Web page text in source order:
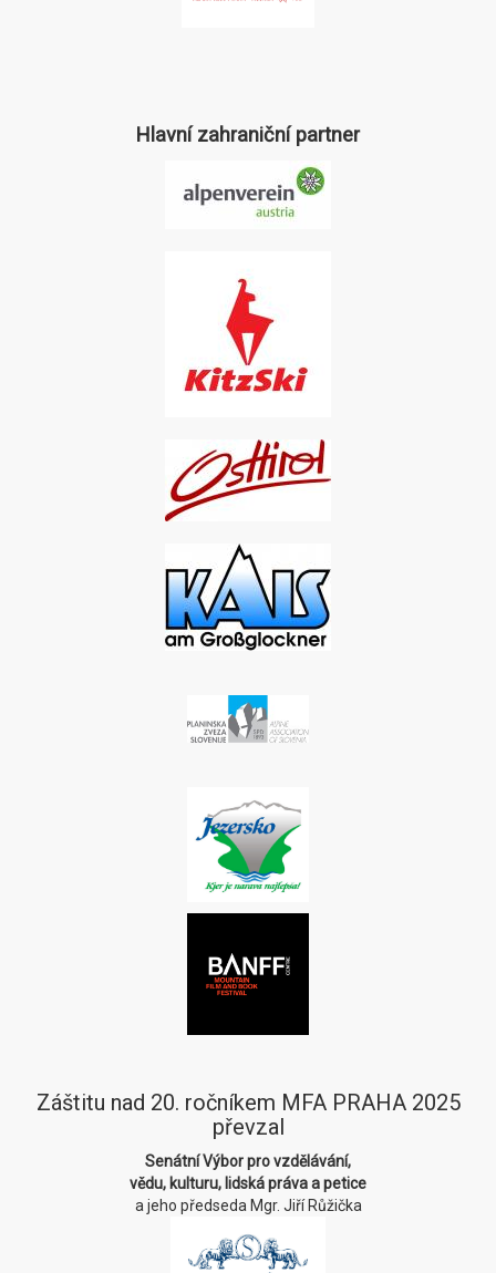
Hlavní zahraniční partner
Záštitu nad 20. ročníkem MFA PRAHA 2025
převzal
Senátní Výbor pro vzdělávání,
vědu, kulturu, lidská práva a petice
a jeho předseda Mgr. Jiří Růžička